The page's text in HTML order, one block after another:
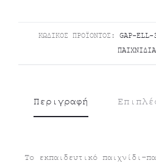
ΚΩΔΙΚΌΣ ΠΡΟΪΌΝΤΟΣ: GAP-ELL-
ΠΑΙΧΝΊΔΙΑ
Περιγραφή
Το εκπαιδευτικό παιχνίδι-